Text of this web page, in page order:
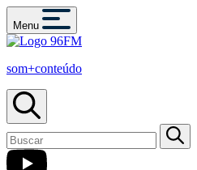
Menu
som+conteúdo